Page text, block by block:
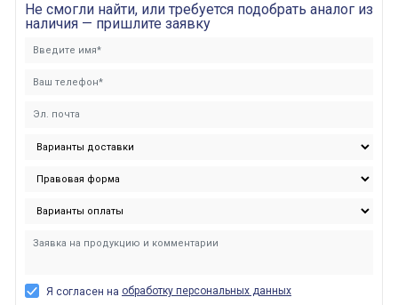
Не смогли найти, или требуется подобрать аналог из
наличия — пришлите заявку
Я согласен на обработку персональных данных